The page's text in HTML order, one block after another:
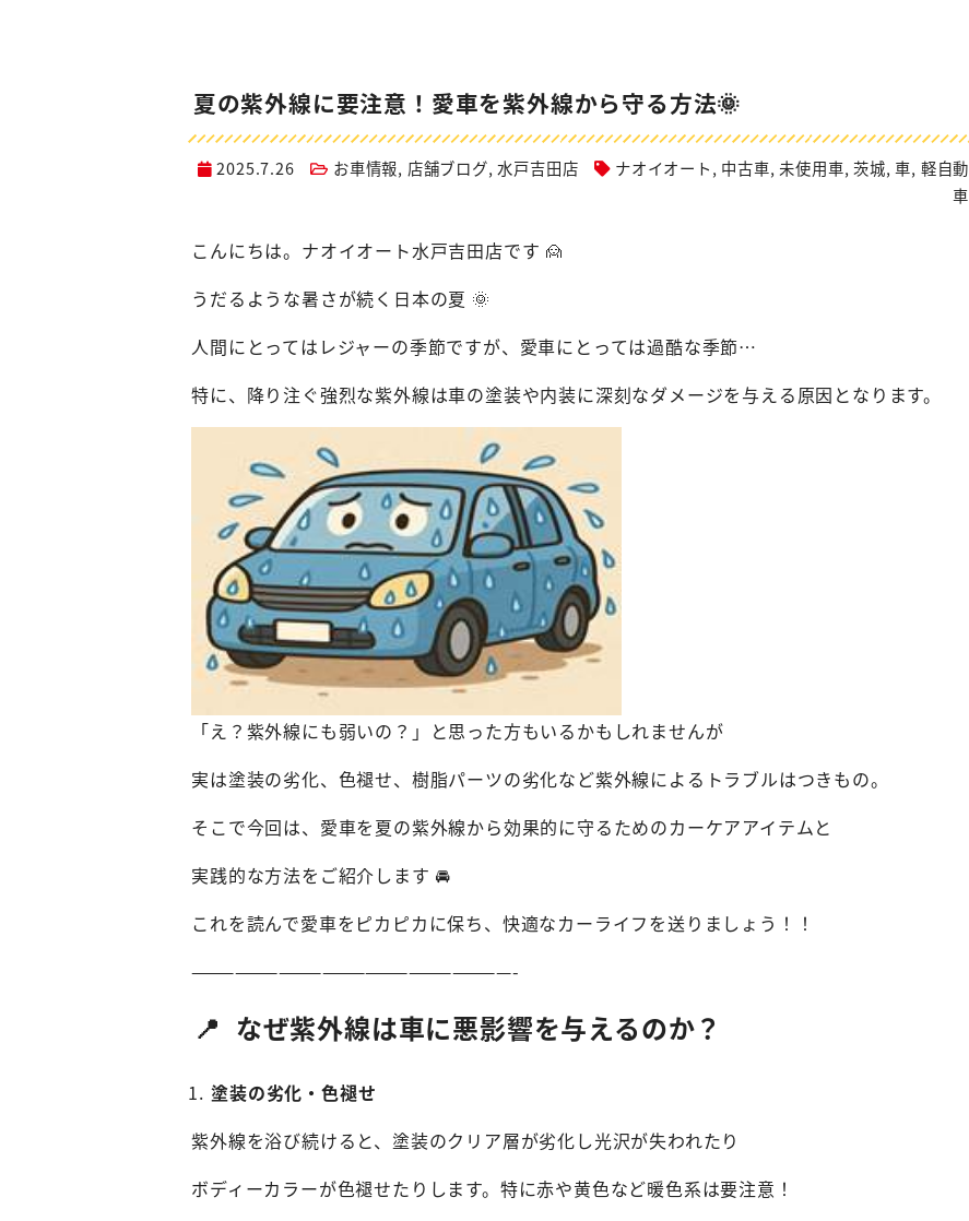
夏の紫外線に要注意！愛車を紫外線から守る方法🌞
2025.7.26 お車情報, 店舗ブログ,水戸吉田店 ナオイオート, 中古車, 未使用車, 茨城,車, 軽自動
車
こんにちは。ナオイオート水戸吉田店です 🙍
うだるような暑さが続く日本の夏 🌞
人間にとってはレジャーの季節ですが、愛車にとっては過酷な季節…
特に、降り注ぐ強烈な紫外線は車の塗装や内装に深刻なダメージを与える原因となります。
「え？紫外線にも弱いの？」と思った方もいるかもしれませんが
実は塗装の劣化、色褪せ、樹脂パーツの劣化など紫外線によるトラブルはつきもの。
そこで今回は、愛車を夏の紫外線から効果的に守るためのカーケアアイテムと
実践的な方法をご紹介します 🚘
これを読んで愛車をピカピカに保ち、快適なカーライフを送りましょう！！
——————————————————————-
📍 なぜ紫外線は車に悪影響を与えるのか？
塗装の劣化・色褪せ
紫外線を浴び続けると、塗装のクリア層が劣化し光沢が失われたり
ボディーカラーが色褪せたりします。特に赤や黄色など暖色系は要注意！